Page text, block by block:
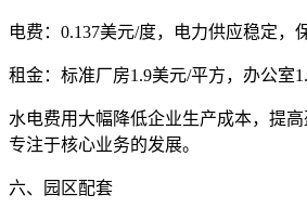
电费：0.137美元/度，电力供应稳定，
租金：标准厂房1.9美元/平方，办公室
水电费用大幅降低企业生产成本，提
专注于核心业务的发展。
六、园区配套